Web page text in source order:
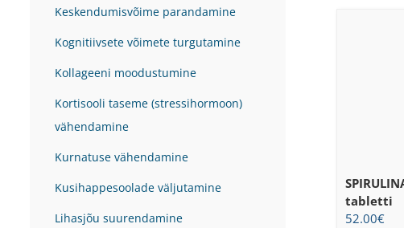
tabletti
52.00€
Keskendumisvõime parandamine
Kognitiivsete võimete turgutamine
Kollageeni moodustumine
Kortisooli taseme (stressihormoon)
vähendamine
Kurnatuse vähendamine
Kusihappesoolade väljutamine
Lihasjõu suurendamine